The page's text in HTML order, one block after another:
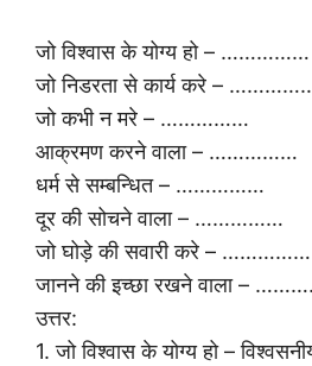
जो विश्वास के योग्य हो – ……………
जो निडरता से कार्य करे –
जो कभी न मरे – ……………
आक्रमण करने वाला – ……………
धर्म से सम्बन्धित – ……………
दूर की सोचने वाला – ……………
जो घोड़े की सवारी करे – ……………
जानने की इच्छा रखने वाला –
उत्तर:
1. जो विश्वास के योग्य हो –